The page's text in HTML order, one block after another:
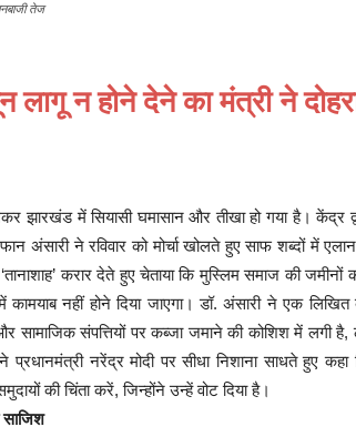
तेज
लागू न होने देने का मंत्री ने
में सियासी घमासान और तीखा हो गया है। केंद्र
अंसारी ने रविवार को मोर्चा खोलते हुए साफ शब्दों में
करार देते हुए चेताया कि मुस्लिम समाज की जमीनों
नहीं होने दिया जाएगा। डॉ. अंसारी ने एक लिखित
सामाजिक संपत्तियों पर कब्जा जमाने की कोशिश में लगी
नरेंद्र मोदी पर सीधा निशाना साधते हुए
की चिंता करें, जिन्होंने उन्हें वोट दिया है।